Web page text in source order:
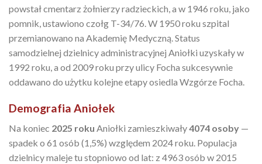
powstał cmentarz żołnierzy radzieckich, a w 1946 roku, jako
pomnik, ustawiono czołg T-34/76. W 1950 roku szpital
przemianowano na Akademię Medyczną. Status
samodzielnej dzielnicy administracyjnej Aniołki uzyskały w
1992 roku, a od 2009 roku przy ulicy Focha sukcesywnie
oddawano do użytku kolejne etapy osiedla Wzgórze Focha.
Demografia Aniołek
Na koniec 2025 roku Aniołki zamieszkiwały4074 osoby —
spadek o 61 osób (1,5%) względem 2024 roku. Populacja
dzielnicy maleje tu stopniowo od lat: z 4963 osób w 2015